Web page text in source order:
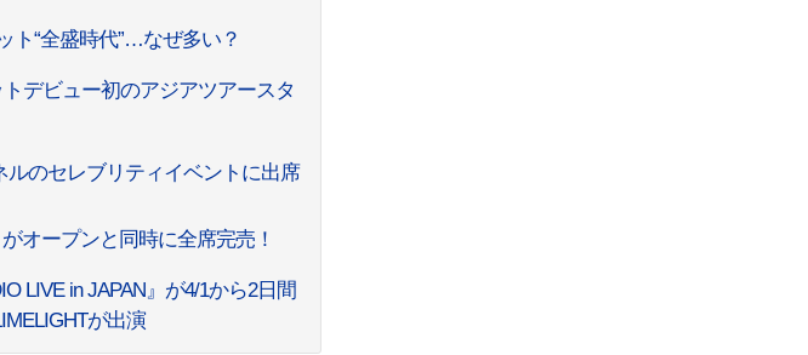
ト“全盛時代”…なぜ多い？
デビュー初のアジアツアースタ
ルのセレブリティイベントに出席
オープンと同時に全席完売！
LIVE in JAPAN』が4/1から2日間
が出演